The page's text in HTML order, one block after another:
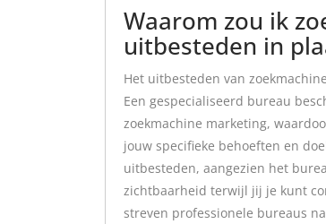
Waarom zou ik
uitbesteden in
Het uitbesteden van
Een gespecialiseerd bureau
zoekmachine marketing,
jouw specifieke behoeften en
uitbesteden, aangezien het
zichtbaarheid terwijl jij je kunt
streven professionele bureaus